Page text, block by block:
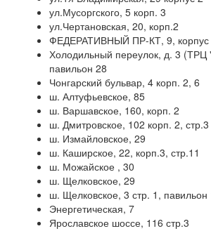
ул.Мусоргского, 5 корп. 3
ул.Чертановская, 20, корп.2
ФЕДЕРАТИВНЫЙ ПР-КТ, 9, корпус
Холодильный переулок, д. 3 (ТРЦ
павильон 28
Чонгарский бульвар, 4 корп. 2, 6
ш. Алтуфьевское, 85
ш. Варшавское, 160, корп. 2
ш. Дмитровское, 102 корп. 2, стр.3
ш. Измайловское, 29
ш. Каширское, 22, корп.3, стр.11
ш. Можайское , 30
ш. Щелковское, 29
ш. Щелковское, 3 стр. 1, павильон
Энергетическая, 7
Ярославское шоссе, 116 стр.3